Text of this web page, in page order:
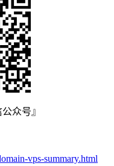
众号』
vps-summary.html